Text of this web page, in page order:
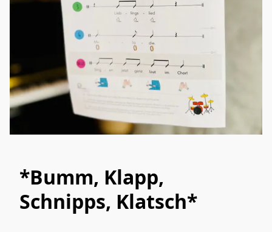
*Bumm, Klapp,
Schnipps, Klatsch*